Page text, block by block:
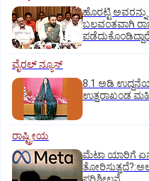
ಹೊರಟ್ಟಿ
ಬಲವಂತವಾಗಿ
ವೈರಲ್ ನ್ಯೂಸ್
8.1 ಅಡಿ
ಉತ್ತರಾಖಂಡ
ರಾಷ್ಟ್ರೀಯ
ಮೆಟಾ ಯಾರಿಗೆ